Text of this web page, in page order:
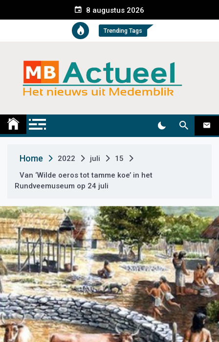
e
t
8 augustus 2026
Trending Tags
Medemblik Actueel
Home 2022 juli
15
Van ‘Wilde oeros tot tamme koe’ in het
Rundveemuseum op 24 juli